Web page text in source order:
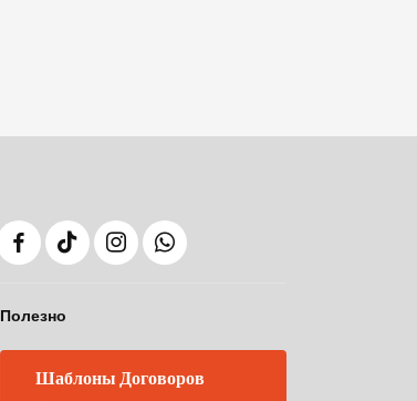
Полезно
Шаблоны Договоров